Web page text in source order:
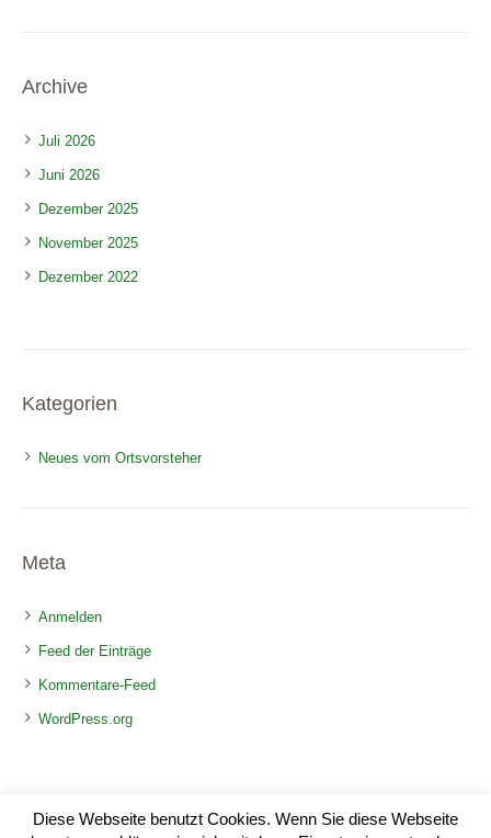
Archive
Juli 2026
Juni 2026
Dezember 2025
November 2025
Dezember 2022
Kategorien
Neues vom Ortsvorsteher
Meta
Anmelden
Feed der Einträge
Kommentare-Feed
WordPress.org
Diese Webseite benutzt Cookies. Wenn Sie diese Webseite